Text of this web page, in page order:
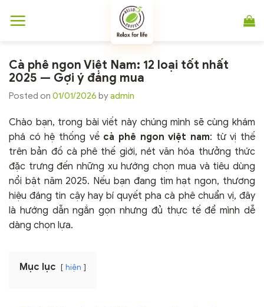
đến
Cà phê ngon Việt Nam: 12 loại tốt nhất
2025 — Gợi ý đáng mua
Posted on 01/01/2026 byadmin
Chào bạn, trong bài viết này chúng mình sẽ cùng khám
phá có hệ thống về cà phê ngon việt nam: từ vị thế
trên bản đồ cà phê thế giới, nét văn hóa thưởng thức
đặc trưng đến những xu hướng chọn mua và tiêu dùng
nổi bật năm 2025. Nếu bạn đang tìm hạt ngon, thương
hiệu đáng tin cậy hay bí quyết pha cà phê chuẩn vị, đây
là hướng dẫn ngắn gọn nhưng đủ thực tế để mình dễ
dàng chọn lựa.
Mục lục hiện